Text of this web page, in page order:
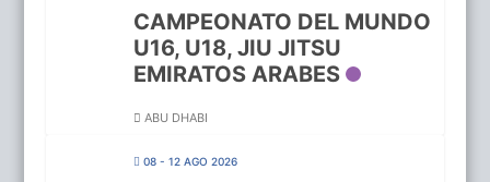
CAMPEONATO DEL MUNDO
U16, U18, JIU JITSU
EMIRATOS ARABES
ABU DHABI
08 - 12 AGO 2026